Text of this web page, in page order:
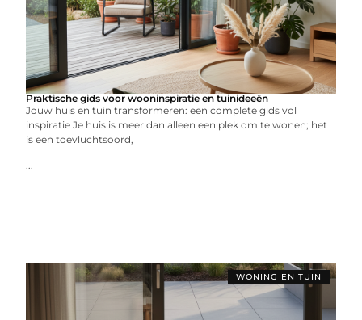
Praktische gids voor wooninspiratie en tuinideeën
Jouw huis en tuin transformeren: een complete gids vol
inspiratie Je huis is meer dan alleen een plek om te wonen; het
is een toevluchtsoord,
...
WONING EN TUIN